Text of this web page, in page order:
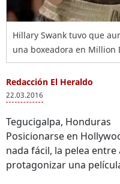
Hillary Swank tuvo que
una boxeadora en Million
Redacción El Heraldo
22.03.2016
Tegucigalpa, Honduras
Posicionarse en
nada fácil, la pelea
protagonizar una